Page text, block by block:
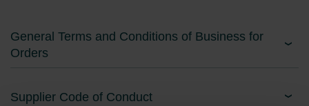
General Terms and Conditions of Business for
Orders
Supplier Code of Conduct